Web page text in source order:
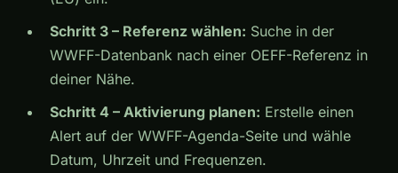
Schritt 3 – Referenz wählen: Suche in der
WWFF-Datenbank nach einer OEFF-Referenz in
deiner Nähe.
Schritt 4 – Aktivierung planen: Erstelle einen
Alert auf der WWFF-Agenda-Seite und wähle
Datum, Uhrzeit und Frequenzen.